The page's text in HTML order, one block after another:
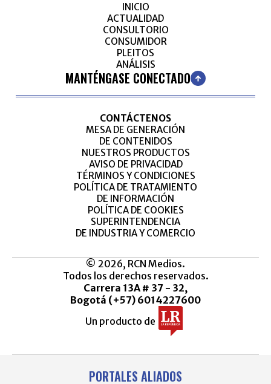
INICIO
ACTUALIDAD
CONSULTORIO
CONSUMIDOR
PLEITOS
ANÁLISIS
MANTÉNGASE CONECTADO
CONTÁCTENOS
MESA DE GENERACIÓN
DE CONTENIDOS
NUESTROS PRODUCTOS
AVISO DE PRIVACIDAD
TÉRMINOS Y CONDICIONES
POLÍTICA DE TRATAMIENTO
DE INFORMACIÓN
POLÍTICA DE COOKIES
SUPERINTENDENCIA
DE INDUSTRIA Y COMERCIO
© 2026, RCN Medios.
Todos los derechos reservados.
Carrera 13A # 37 - 32,
Bogotá (+57) 6014227600
Un producto de
PORTALES ALIADOS